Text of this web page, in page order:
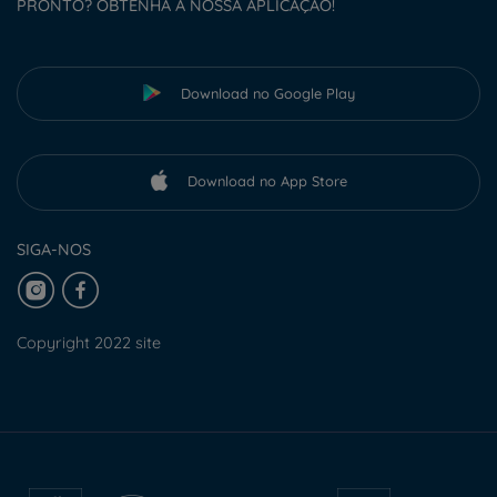
PRONTO? OBTENHA A NOSSA APLICAÇÃO!
Download no Google Play
Download no App Store
SIGA-NOS
Copyright 2022 site